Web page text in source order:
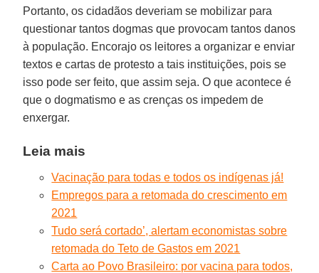
Portanto, os cidadãos deveriam se mobilizar para
questionar tantos dogmas que provocam tantos danos
à população. Encorajo os leitores a organizar e enviar
textos e cartas de protesto a tais instituições, pois se
isso pode ser feito, que assim seja. O que acontece é
que o dogmatismo e as crenças os impedem de
enxergar.
Leia mais
Vacinação para todas e todos os indígenas já!
Empregos para a retomada do crescimento em
2021
Tudo será cortado’, alertam economistas sobre
retomada do Teto de Gastos em 2021
Carta ao Povo Brasileiro: por vacina para todos,